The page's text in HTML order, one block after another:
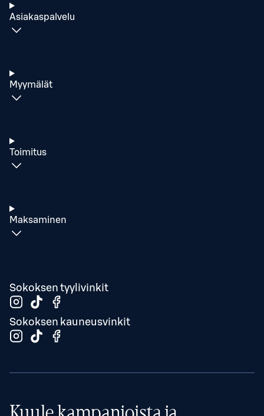
Asiakaspalvelu
Myymälät
Toimitus
Maksaminen
Sokoksen tyylivinkit
Sokoksen kauneusvinkit